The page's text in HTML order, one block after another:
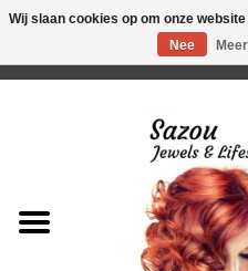
Just for Him
Wij slaan cookies op om onze
Nee